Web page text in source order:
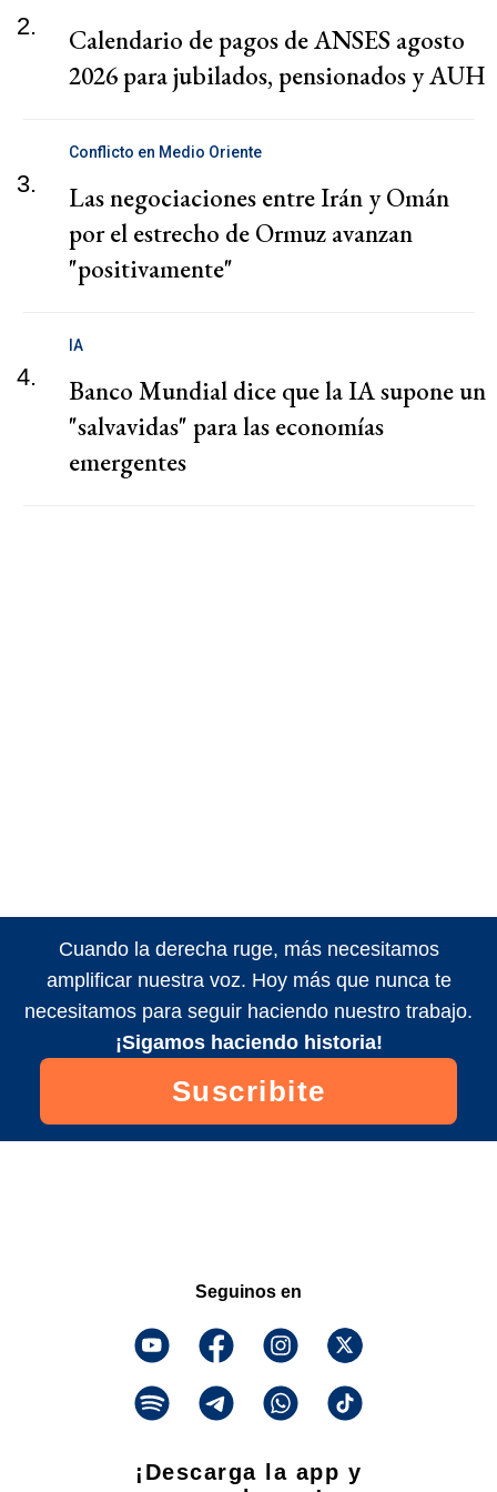
2.
Calendario de pagos de ANSES agosto
2026 para jubilados, pensionados y AUH
3.
Conflicto en Medio Oriente
Las negociaciones entre Irán y Omán
por el estrecho de Ormuz avanzan
"positivamente"
4.
IA
Banco Mundial dice que la IA supone un
"salvavidas" para las economías
emergentes
Cuando la derecha ruge, más necesitamos
amplificar nuestra voz. Hoy más que nunca te
necesitamos para seguir haciendo nuestro trabajo.
¡Sigamos haciendo historia!
Suscribite
Seguinos en
¡Descarga la app y